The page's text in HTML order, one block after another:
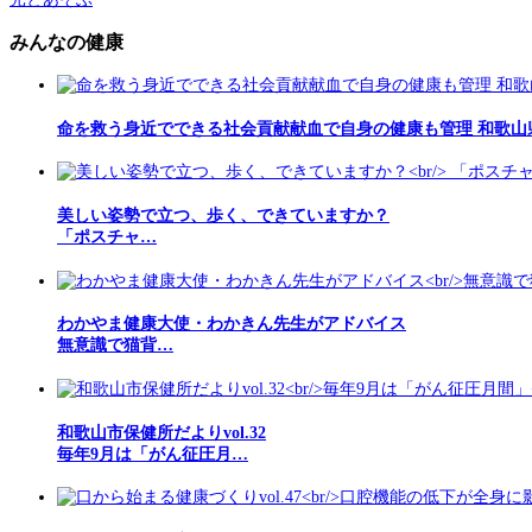
みんなの健康
命を救う身近でできる社会貢献献血で自身の健康も管理 和歌
美しい姿勢で立つ、歩く、できていますか？
「ポスチャ…
わかやま健康大使・わかきん先生がアドバイス
無意識で猫背…
和歌山市保健所だよりvol.32
毎年9月は「がん征圧月…